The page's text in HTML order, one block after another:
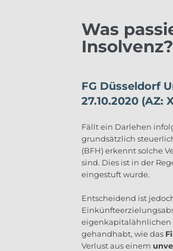
Was
Insolvenz?
FG Düsseldorf
27.10.2020 (AZ:
Fällt ein Darlehen
grundsätzlich
(BFH) erkennt solche
sind. Dies ist in der
eingestuft wurde.
Entscheidend ist
eigenkapitalähnlichen
gehandhabt, wie das
Verlust aus einem